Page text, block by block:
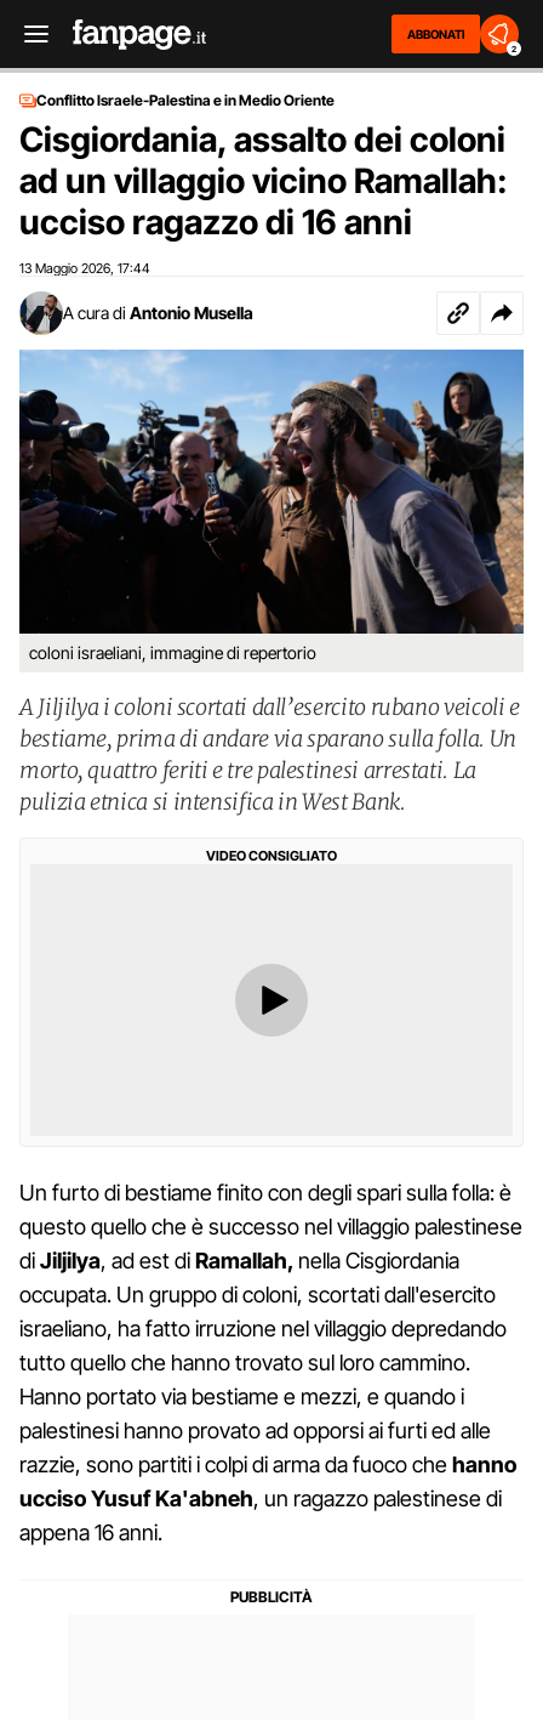
ABBONATI
2
Conflitto Israele-Palestina e in Medio Oriente
Cisgiordania, assalto dei coloni
ad un villaggio vicino Ramallah:
ucciso ragazzo di 16 anni
13 Maggio 2026 17:44
A cura di Antonio Musella
coloni israeliani, immagine di repertorio
A Jiljilya i coloni scortati dall’esercito rubano veicoli e
bestiame, prima di andare via sparano sulla folla. Un
morto, quattro feriti e tre palestinesi arrestati. La
pulizia etnica si intensifica in West Bank.
VIDEO CONSIGLIATO
Un furto di bestiame finito con degli spari sulla folla: è
questo quello che è successo nel villaggio palestinese
diJiljilya, ad est diRamallah, nella Cisgiordania
occupata. Un gruppo di coloni, scortati dall'esercito
israeliano, ha fatto irruzione nel villaggio depredando
tutto quello che hanno trovato sul loro cammino.
Hanno portato via bestiame e mezzi, e quando i
palestinesi hanno provato ad opporsi ai furti ed alle
razzie, sono partiti i colpi di arma da fuoco chehanno
ucciso Yusuf Ka'abneh, un ragazzo palestinese di
appena 16 anni.